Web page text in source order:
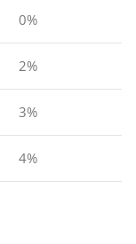
0%
2%
3%
4%